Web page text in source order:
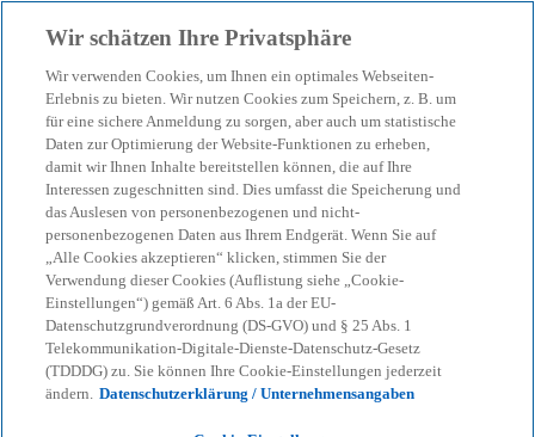
menu search
Passgenaue KI-Pipelines
für Marketing, Vertrieb
und Service
12-06-2025
Share
w
i
r
w
i
r
w
i
r
Wir schätzen Ihre Privatsphäre
Wir verwenden Cookies, um Ihnen ein optimales Webseiten-
Erlebnis zu bieten. Wir nutzen Cookies zum Speichern, z. B. um
für eine sichere Anmeldung zu sorgen, aber auch um statistische
Daten zur Optimierung der Website-Funktionen zu erheben,
damit wir Ihnen Inhalte bereitstellen können, die auf Ihre
Interessen zugeschnitten sind. Dies umfasst die Speicherung und
das Auslesen von personenbezogenen und nicht-
personenbezogenen Daten aus Ihrem Endgerät. Wenn Sie auf
„Alle Cookies akzeptieren“ klicken, stimmen Sie der
Verwendung dieser Cookies (Auflistung siehe „Cookie-
Einstellungen“) gemäß Art. 6 Abs. 1a der EU-
Datenschutzgrundverordnung (DS-GVO) und § 25 Abs. 1
Telekommunikation-Digitale-Dienste-Datenschutz-Gesetz
(TDDDG) zu. Sie können Ihre Cookie-Einstellungen jederzeit
ändern. Datenschutzerklärung / Unternehmensangaben